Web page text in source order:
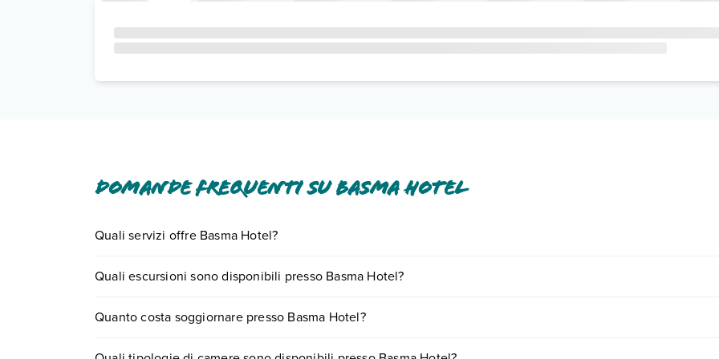
Domande frequenti su Basma Hotel
Quali servizi offre Basma Hotel?
Scopri tutti i dettagli nel paragrafo dedicato "Info e descrizione
Quali escursioni sono disponibili presso Basma Hotel?
0721.17231 oprenotando un appuntamento.
Quanto costa soggiornare presso Basma Hotel?